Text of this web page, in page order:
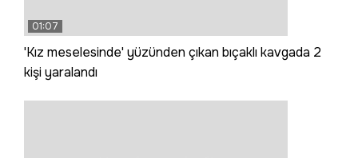
01:07
'Kız meselesinde' yüzünden çıkan bıçaklı kavgada 2
kişi yaralandı